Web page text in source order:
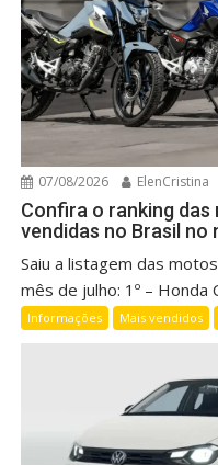
07/08/2026 ElenCristina
Confira o ranking das
vendidas no Brasil no
Saiu a listagem das
mês de julho: 1º – Honda
Informações Mais vendidos